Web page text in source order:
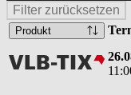
Filter zurücksetzen
Produkt